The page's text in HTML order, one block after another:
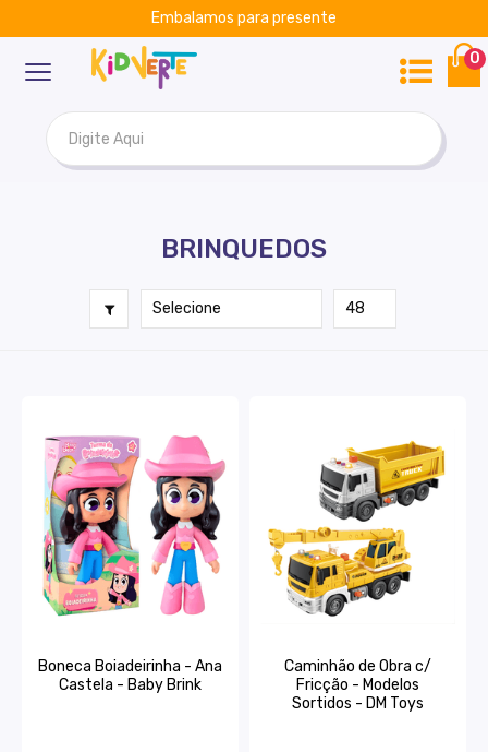
Embalamos para presente
0
Kidverte
BRINQUEDOS
Boneca Boiadeirinha - Ana
Castela - Baby Brink
Caminhão de Obra c/
Fricção - Modelos
Sortidos - DM Toys